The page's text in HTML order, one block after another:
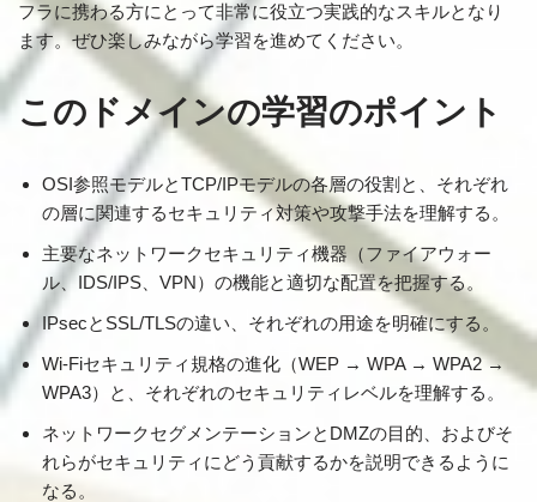
フラに携わる方にとって非常に役立つ実践的なスキルとなり
ます。ぜひ楽しみながら学習を進めてください。
このドメインの学習のポイント
OSI参照モデルとTCP/IPモデルの各層の役割と、それぞれ
の層に関連するセキュリティ対策や攻撃手法を理解する。
主要なネットワークセキュリティ機器（ファイアウォー
ル、IDS/IPS、VPN）の機能と適切な配置を把握する。
IPsecとSSL/TLSの違い、それぞれの用途を明確にする。
Wi-Fiセキュリティ規格の進化（WEP → WPA → WPA2 →
WPA3）と、それぞれのセキュリティレベルを理解する。
ネットワークセグメンテーションとDMZの目的、およびそ
れらがセキュリティにどう貢献するかを説明できるように
なる。